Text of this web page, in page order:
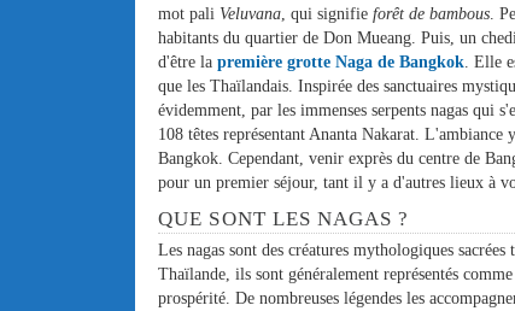
mot pali Veluvana , qui signifieforêt de bambous .
habitants du quartier de Don Mueang. Puis, un
d'être lapremière grotte Naga de Bangkok . Elle
que les Thaïlandais. Inspirée des sanctuaires
évidemment, par les immenses serpents nagas qui
108 têtes représentant Ananta Nakarat.
Bangkok. Cependant, venir exprès du centre de
pour un premier séjour, tant il y a d'autres lieux à
QUE SONT LES NAGAS ?
Les nagas sont des créatures mythologiques
Thaïlande, ils sont généralement représentés
prospérité. De nombreuses légendes les